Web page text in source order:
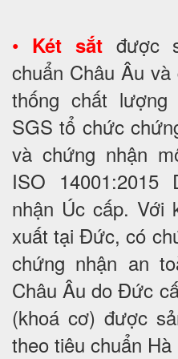
• Két sắtđược
chuẩn Châu Âu
thống chất lượng
SGS tổ chức
và chứng nhận
ISO
nhận Úc cấp. Với
xuất tại Đức, có
chứng nhận an
Châu Âu do Đức
(khoá cơ) được
theo tiêu chuẩn Hà